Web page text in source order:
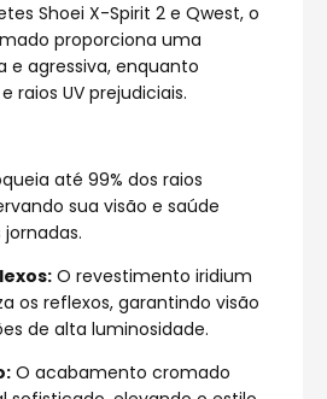
Shoei X-Spirit 2 e Qwest, o
proporciona uma
e agressiva, enquanto
raios UV prejudiciais.
até 99% dos raios
sua visão e saúde
O revestimento iridium
os reflexos, garantindo visão
de alta luminosidade.
O acabamento cromado